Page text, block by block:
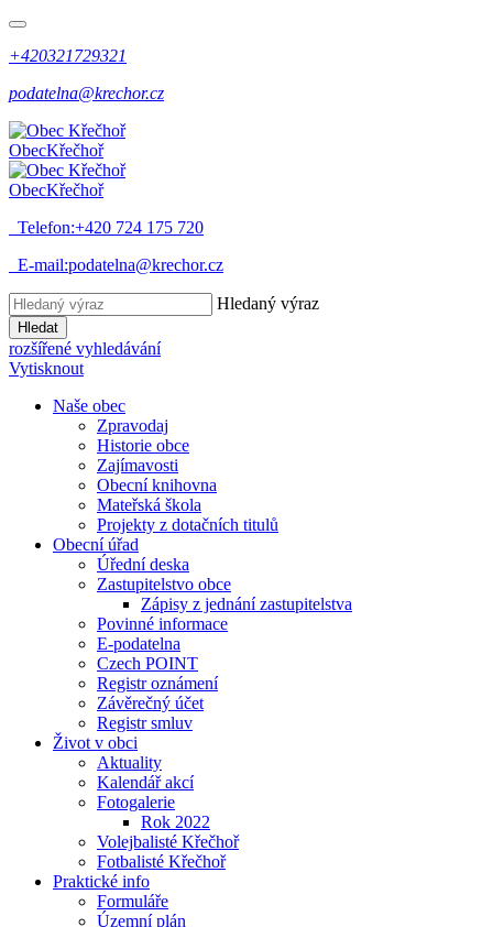
+420321729321
podatelna@krechor.cz
ObecKřečhoř
ObecKřečhoř
Telefon:+420 724 175 720
E-mail:podatelna@krechor.cz
Hledaný výraz
Hledat
rozšířené vyhledávání
Vytisknout
Naše obec
Zpravodaj
Historie obce
Zajímavosti
Obecní knihovna
Mateřská škola
Projekty z dotačních titulů
Obecní úřad
Úřední deska
Zastupitelstvo obce
Zápisy z jednání zastupitelstva
Povinné informace
E-podatelna
Czech POINT
Registr oznámení
Závěrečný účet
Registr smluv
Život v obci
Aktuality
Kalendář akcí
Fotogalerie
Rok 2022
Volejbalisté Křečhoř
Fotbalisté Křečhoř
Praktické info
Formuláře
Územní plán